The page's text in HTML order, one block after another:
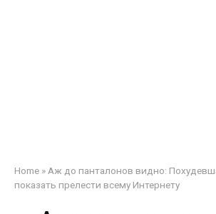
Home » Аж до панталонов видно:
показать прелести всему Интернету